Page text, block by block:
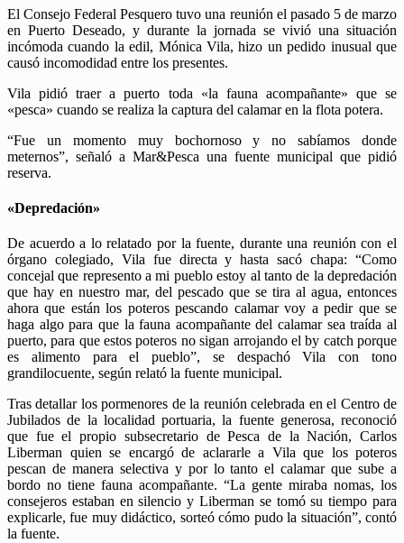
El Consejo Federal Pesquero tuvo una reunión el pasado 5 de marzo
en Puerto Deseado, y durante la jornada se vivió una situación
incómoda cuando la edil, Mónica Vila, hizo un pedido inusual que
causó incomodidad entre los presentes.
Vila pidió traer a puerto toda «la fauna acompañante» que se
«pesca» cuando se realiza la captura del calamar en la flota potera.
“Fue un momento muy bochornoso y no sabíamos donde
meternos”, señaló a Mar&Pesca una fuente municipal que pidió
reserva.
«Depredación»
De acuerdo a lo relatado por la fuente, durante una reunión con el
órgano colegiado, Vila fue directa y hasta sacó chapa: “Como
concejal que represento a mi pueblo estoy al tanto de la depredación
que hay en nuestro mar, del pescado que se tira al agua, entonces
ahora que están los poteros pescando calamar voy a pedir que se
haga algo para que la fauna acompañante del calamar sea traída al
puerto, para que estos poteros no sigan arrojando el by catch porque
es alimento para el pueblo”, se despachó Vila con tono
grandilocuente, según relató la fuente municipal.
Tras detallar los pormenores de la reunión celebrada en el Centro de
Jubilados de la localidad portuaria, la fuente generosa, reconoció
que fue el propio subsecretario de Pesca de la Nación, Carlos
Liberman quien se encargó de aclararle a Vila que los poteros
pescan de manera selectiva y por lo tanto el calamar que sube a
bordo no tiene fauna acompañante. “La gente miraba nomas, los
consejeros estaban en silencio y Liberman se tomó su tiempo para
explicarle, fue muy didáctico, sorteó cómo pudo la situación”, contó
la fuente.